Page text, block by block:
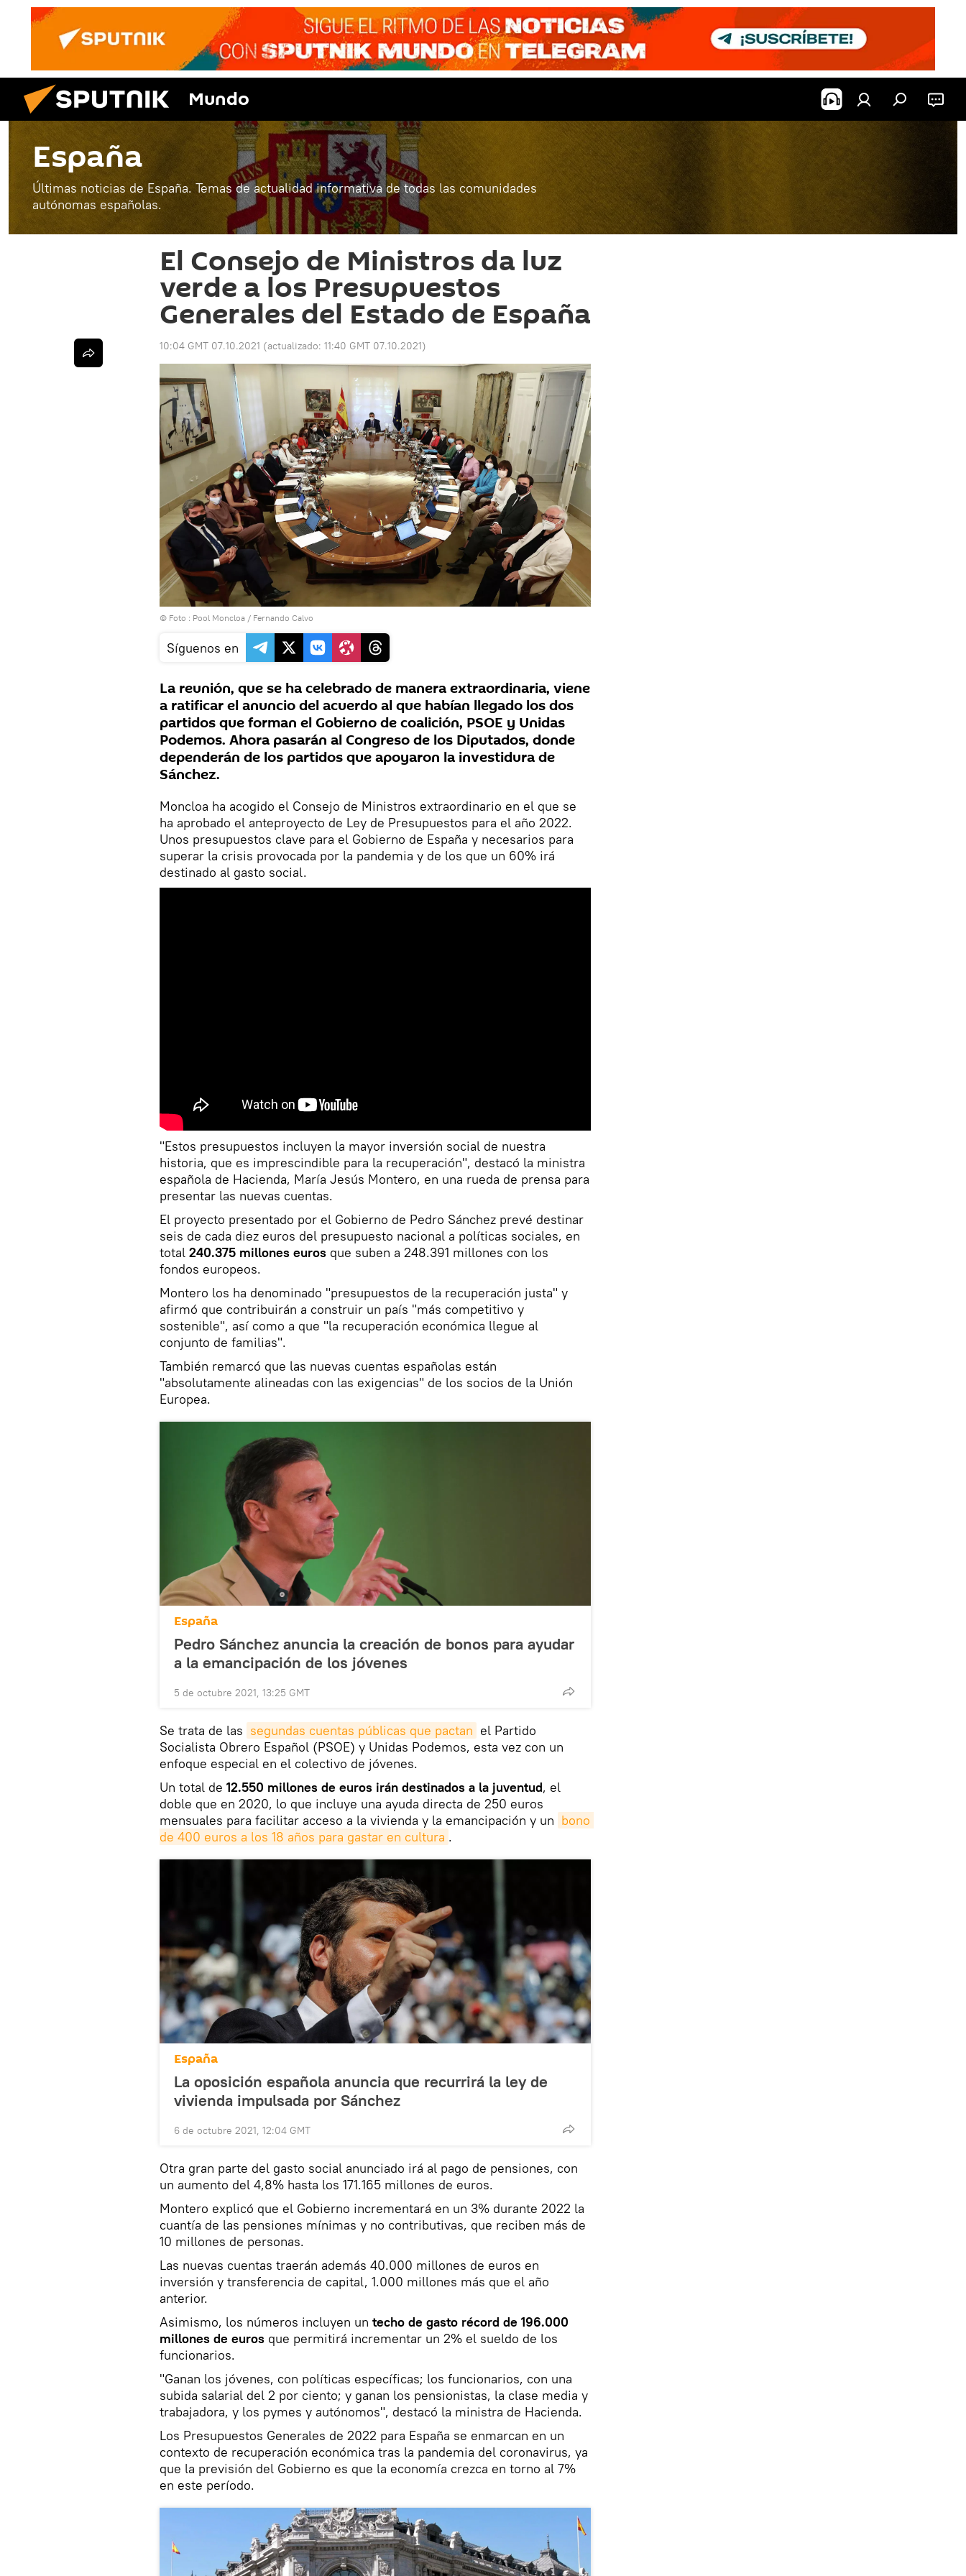
Mundo
España
Últimas noticias de España. Temas de actualidad informativa de todas las comunidades
autónomas españolas.
El Consejo de Ministros da luz
verde a los Presupuestos
Generales del Estado de España
10:04 GMT 07.10.2021 (actualizado: 11:40 GMT 07.10.2021)
© Foto : Pool Moncloa / Fernando Calvo
Síguenos en
La reunión, que se ha celebrado de manera extraordinaria, viene
a ratificar el anuncio del acuerdo al que habían llegado los dos
partidos que forman el Gobierno de coalición, PSOE y Unidas
Podemos. Ahora pasarán al Congreso de los Diputados, donde
dependerán de los partidos que apoyaron la investidura de
Sánchez.
Moncloa ha acogido el Consejo de Ministros extraordinario en el que se
ha aprobado el anteproyecto de Ley de Presupuestos para el año 2022.
Unos presupuestos clave para el Gobierno de España y necesarios para
superar la crisis provocada por la pandemia y de los que un 60% irá
destinado al gasto social.
"Estos presupuestos incluyen la mayor inversión social de nuestra
historia, que es imprescindible para la recuperación", destacó la ministra
española de Hacienda, María Jesús Montero, en una rueda de prensa para
presentar las nuevas cuentas.
El proyecto presentado por el Gobierno de Pedro Sánchez prevé destinar
seis de cada diez euros del presupuesto nacional a políticas sociales, en
total 240.375 millones euros que suben a 248.391 millones con los
fondos europeos.
Montero los ha denominado "presupuestos de la recuperación justa" y
afirmó que contribuirán a construir un país "más competitivo y
sostenible", así como a que "la recuperación económica llegue al
conjunto de familias".
También remarcó que las nuevas cuentas españolas están
"absolutamente alineadas con las exigencias" de los socios de la Unión
Europea.
España
Pedro Sánchez anuncia la creación de bonos para ayudar
a la emancipación de los jóvenes
5 de octubre 2021, 13:25 GMT
Se trata de las segundas cuentas públicas que pactan el Partido
Socialista Obrero Español (PSOE) y Unidas Podemos, esta vez con un
enfoque especial en el colectivo de jóvenes.
Un total de 12.550 millones de euros irán destinados a la juventud, el
doble que en 2020, lo que incluye una ayuda directa de 250 euros
mensuales para facilitar acceso a la vivienda y la emancipación y un bono
de 400 euros a los 18 años para gastar en cultura .
España
La oposición española anuncia que recurrirá la ley de
vivienda impulsada por Sánchez
6 de octubre 2021, 12:04 GMT
Otra gran parte del gasto social anunciado irá al pago de pensiones, con
un aumento del 4,8% hasta los 171.165 millones de euros.
Montero explicó que el Gobierno incrementará en un 3% durante 2022 la
cuantía de las pensiones mínimas y no contributivas, que reciben más de
10 millones de personas.
Las nuevas cuentas traerán además 40.000 millones de euros en
inversión y transferencia de capital, 1.000 millones más que el año
anterior.
Asimismo, los números incluyen un techo de gasto récord de 196.000
millones de euros que permitirá incrementar un 2% el sueldo de los
funcionarios.
"Ganan los jóvenes, con políticas específicas; los funcionarios, con una
subida salarial del 2 por ciento; y ganan los pensionistas, la clase media y
trabajadora, y los pymes y autónomos", destacó la ministra de Hacienda.
Los Presupuestos Generales de 2022 para España se enmarcan en un
contexto de recuperación económica tras la pandemia del coronavirus, ya
que la previsión del Gobierno es que la economía crezca en torno al 7%
en este período.